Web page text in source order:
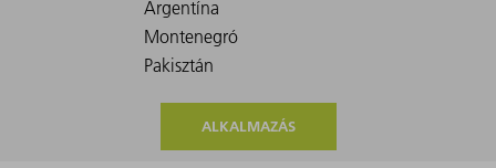
ALKALMAZÁS